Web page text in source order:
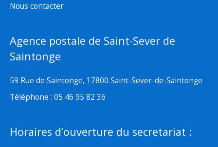
Nous contacter
Agence postale de Saint-Sever de
Saintonge
59 Rue de Saintonge, 17800 Saint-Sever-de-Saintonge
Téléphone : 05 46 95 82 36
Horaires d’ouverture du secretariat :